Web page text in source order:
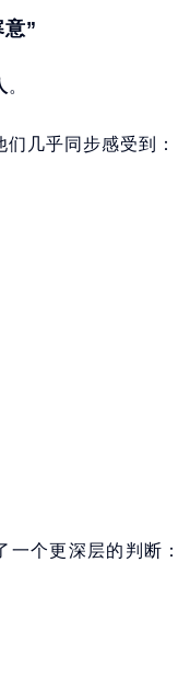
”
。
几乎同步感受到：
一个更深层的判断